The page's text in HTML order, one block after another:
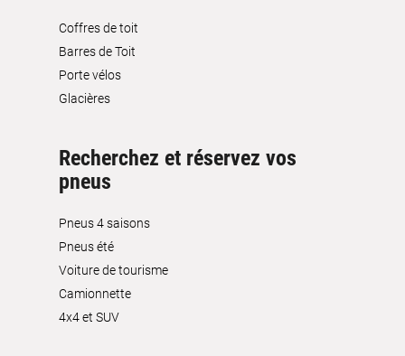
Coffres de toit
Barres de Toit
Porte vélos
Glacières
Recherchez et réservez vos
pneus
Pneus 4 saisons
Pneus été
Voiture de tourisme
Camionnette
4x4 et SUV